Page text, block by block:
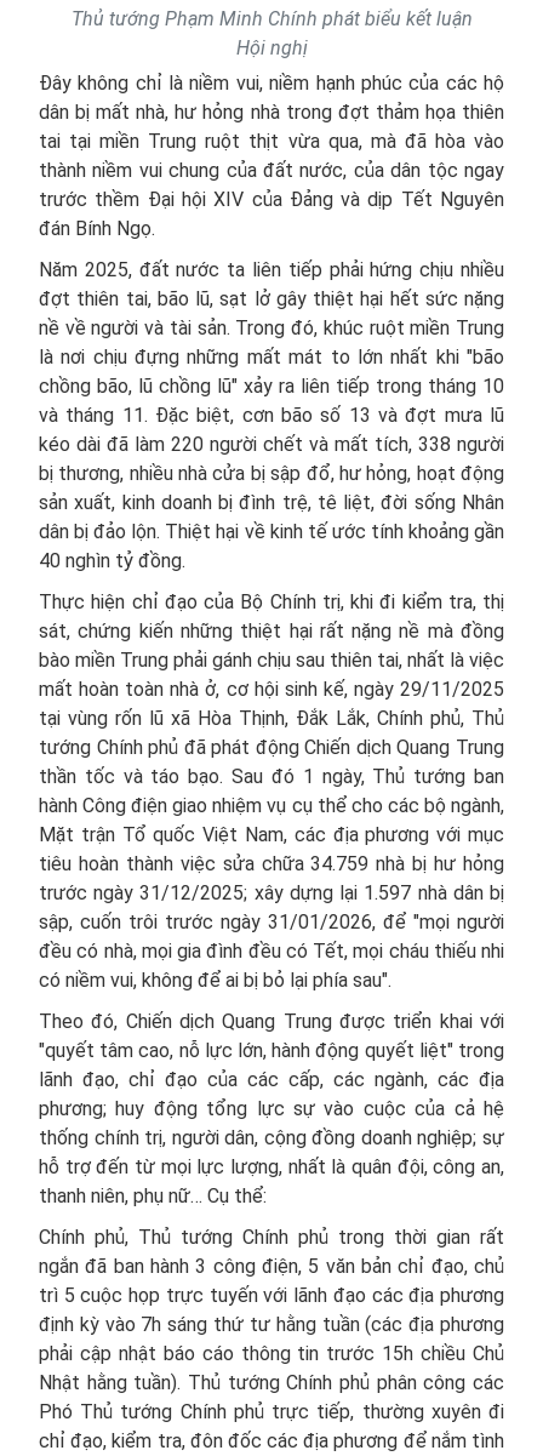
Thủ tướng Phạm Minh Chính phát biểu kết luận
Hội nghị
Đây không chỉ là niềm vui, niềm hạnh phúc của các hộ
dân bị mất nhà, hư hỏng nhà trong đợt thảm họa thiên
tai tại miền Trung ruột thịt vừa qua, mà đã hòa vào
thành niềm vui chung của đất nước, của dân tộc ngay
trước thềm Đại hội XIV của Đảng và dịp Tết Nguyên
đán Bính Ngọ.
Năm 2025, đất nước ta liên tiếp phải hứng chịu nhiều
đợt thiên tai, bão lũ, sạt lở gây thiệt hại hết sức nặng
nề về người và tài sản. Trong đó, khúc ruột miền Trung
là nơi chịu đựng những mất mát to lớn nhất khi "bão
chồng bão, lũ chồng lũ" xảy ra liên tiếp trong tháng 10
và tháng 11. Đặc biệt, cơn bão số 13 và đợt mưa lũ
kéo dài đã làm 220 người chết và mất tích, 338 người
bị thương, nhiều nhà cửa bị sập đổ, hư hỏng, hoạt động
sản xuất, kinh doanh bị đình trệ, tê liệt, đời sống Nhân
dân bị đảo lộn. Thiệt hại về kinh tế ước tính khoảng gần
40 nghìn tỷ đồng.
Thực hiện chỉ đạo của Bộ Chính trị, khi đi kiểm tra, thị
sát, chứng kiến những thiệt hại rất nặng nề mà đồng
bào miền Trung phải gánh chịu sau thiên tai, nhất là việc
mất hoàn toàn nhà ở, cơ hội sinh kế, ngày 29/11/2025
tại vùng rốn lũ xã Hòa Thịnh, Đắk Lắk, Chính phủ, Thủ
tướng Chính phủ đã phát động Chiến dịch Quang Trung
thần tốc và táo bạo. Sau đó 1 ngày, Thủ tướng ban
hành Công điện giao nhiệm vụ cụ thể cho các bộ ngành,
Mặt trận Tổ quốc Việt Nam, các địa phương với mục
tiêu hoàn thành việc sửa chữa 34.759 nhà bị hư hỏng
trước ngày 31/12/2025; xây dựng lại 1.597 nhà dân bị
sập, cuốn trôi trước ngày 31/01/2026, để "mọi người
đều có nhà, mọi gia đình đều có Tết, mọi cháu thiếu nhi
có niềm vui, không để ai bị bỏ lại phía sau".
Theo đó, Chiến dịch Quang Trung được triển khai với
"quyết tâm cao, nỗ lực lớn, hành động quyết liệt" trong
lãnh đạo, chỉ đạo của các cấp, các ngành, các địa
phương; huy động tổng lực sự vào cuộc của cả hệ
thống chính trị, người dân, cộng đồng doanh nghiệp; sự
hỗ trợ đến từ mọi lực lượng, nhất là quân đội, công an,
thanh niên, phụ nữ… Cụ thể:
Chính phủ, Thủ tướng Chính phủ trong thời gian rất
ngắn đã ban hành 3 công điện, 5 văn bản chỉ đạo, chủ
trì 5 cuộc họp trực tuyến với lãnh đạo các địa phương
định kỳ vào 7h sáng thứ tư hằng tuần (các địa phương
phải cập nhật báo cáo thông tin trước 15h chiều Chủ
Nhật hằng tuần). Thủ tướng Chính phủ phân công các
Phó Thủ tướng Chính phủ trực tiếp, thường xuyên đi
chỉ đạo, kiểm tra, đôn đốc các địa phương để nắm tình